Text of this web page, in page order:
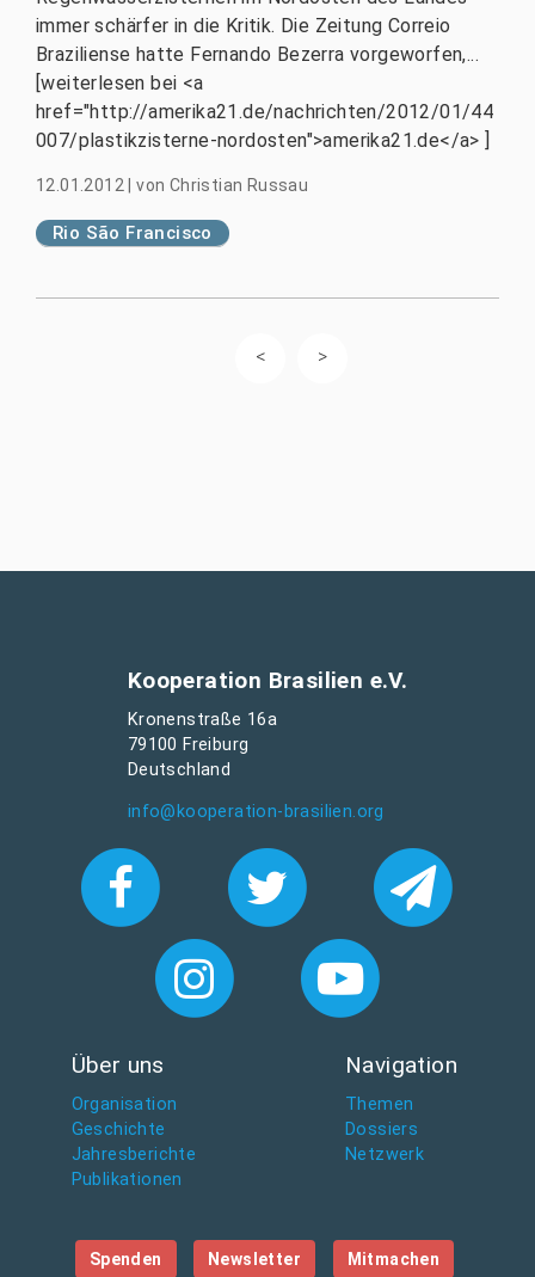
immer schärfer in die Kritik. Die Zeitung Correio
Braziliense hatte Fernando Bezerra vorgeworfen,...
[weiterlesen bei <a
href="http://amerika21.de/nachrichten/2012/01/44
007/plastikzisterne-nordosten">amerika21.de</a> ]
12.01.2012 |von Christian Russau
Rio São Francisco
Kooperation Brasilien e.V.
Kronenstraße 16a
79100 Freiburg
Deutschland
info@kooperation-brasilien.org
Über uns
Organisation
Geschichte
Jahresberichte
Publikationen
Navigation
Themen
Dossiers
Netzwerk
Spenden Newsletter Mitmachen